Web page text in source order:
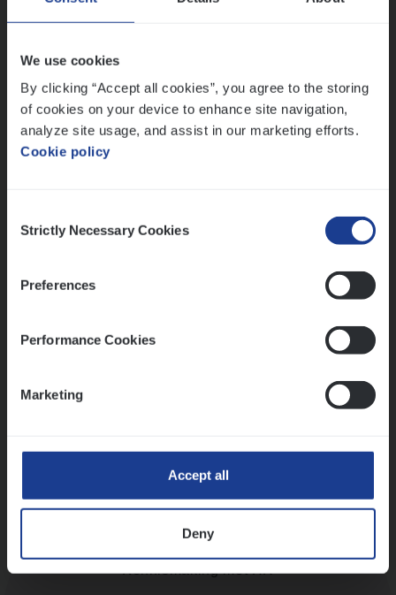
We use cookies
By clicking “Accept all cookies”, you agree to the storing
of cookies on your device to enhance site navigation,
analyze site usage, and assist in our marketing efforts.
Cookie policy
Selection
Strictly Necessary Cookies
Preferences
Performance Cookies
Marketing
Accept all
Deny
Lees onze verhalen
humor
werk
Kennismaking met HR